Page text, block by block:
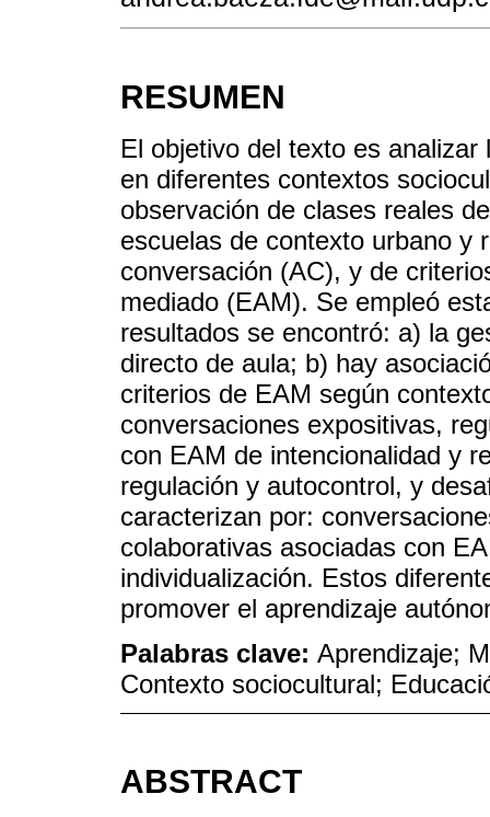
RESUMEN
El objetivo del texto es
en diferentes contextos
observación de clases reales
escuelas de contexto urbano y
conversación (AC), y de
mediado (EAM). Se empleó
resultados se encontró: a) la
directo de aula; b) hay
criterios de EAM según
conversaciones expositivas,
con EAM de intencionalidad y
regulación y autocontrol, y
caracterizan por:
colaborativas asociadas con
individualización. Estos
promover el aprendizaje
Palabras clave: Aprendizaje;
Contexto sociocultural;
ABSTRACT